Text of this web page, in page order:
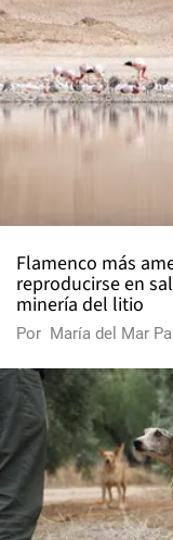
Flamenco más
reproducirse en
minería del litio
Por María del Mar